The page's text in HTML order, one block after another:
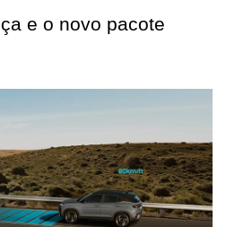
e o novo pacote